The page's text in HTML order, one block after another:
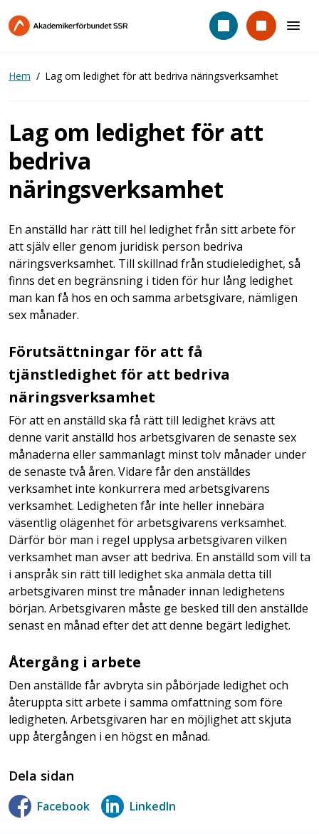
till
Hem Lag om ledighet för att bedriva näringsverksamhet
Lag om ledighet för att
bedriva
näringsverksamhet
En anställd har rätt till hel ledighet från sitt arbete för
att själv eller genom juridisk person bedriva
näringsverksamhet. Till skillnad från studieledighet, så
finns det en begränsning i tiden för hur lång ledighet
man kan få hos en och samma arbetsgivare, nämligen
sex månader.
Förutsättningar för att få
tjänstledighet för att bedriva
näringsverksamhet
För att en anställd ska få rätt till ledighet krävs att
denne varit anställd hos arbetsgivaren de senaste sex
månaderna eller sammanlagt minst tolv månader under
de senaste två åren. Vidare får den anställdes
verksamhet inte konkurrera med arbetsgivarens
verksamhet. Ledigheten får inte heller innebära
väsentlig olägenhet för arbetsgivarens verksamhet.
Därför bör man i regel upplysa arbetsgivaren vilken
verksamhet man avser att bedriva. En anställd som vill ta
i anspråk sin rätt till ledighet ska anmäla detta till
arbetsgivaren minst tre månader innan ledighetens
början. Arbetsgivaren måste ge besked till den anställde
senast en månad efter det att denne begärt ledighet.
Återgång i arbete
Den anställde får avbryta sin påbörjade ledighet och
återuppta sitt arbete i samma omfattning som före
ledigheten. Arbetsgivaren har en möjlighet att skjuta
upp återgången i en högst en månad.
Dela sidan
Facebook LinkedIn